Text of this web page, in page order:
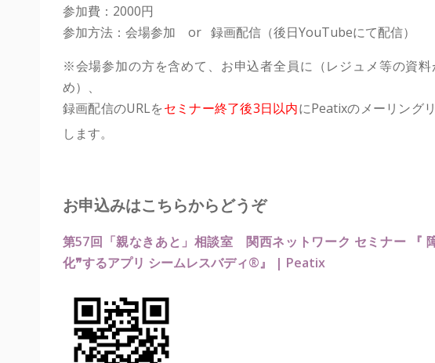
参加費：2000円
参加方法：会場参加 or 録画配信（後日YouTubeにて配信）
※会場参加の方を含めて、お申込者全員に（レジュメ等の資
め）、
録画配信のURLをセミナー終了後3日以内にPeatixのメーリング
します。
お申込みはこちらからどうぞ
第57回「親なきあと」相談室 関西ネットワーク セミナー 『
化❞するアプリ シームレスバディ®』 | Peatix